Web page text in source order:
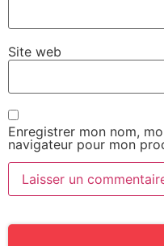
Site web
Enregistrer mon nom,
navigateur pour mon